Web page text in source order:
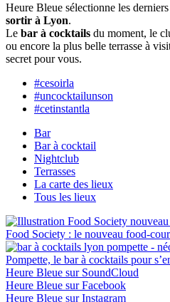
Heure Bleue sélectionne les
sortir à Lyon.
Le bar à cocktails du moment, le
ou encore la plus belle terrasse à
secret pour vous.
#cesoirla
#uncocktailunson
#cetinstantla
Bar
Bar à cocktail
Nightclub
Terrasses
La carte des lieux
Tous les lieux
Food Society : le nouveau food-
Pompette, le bar à cocktails pour
Heure Bleue sur SoundCloud
Heure Bleue sur Facebook
Heure Bleue sur Instagram